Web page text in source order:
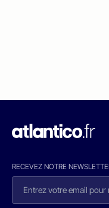
RECEVEZ NOTRE